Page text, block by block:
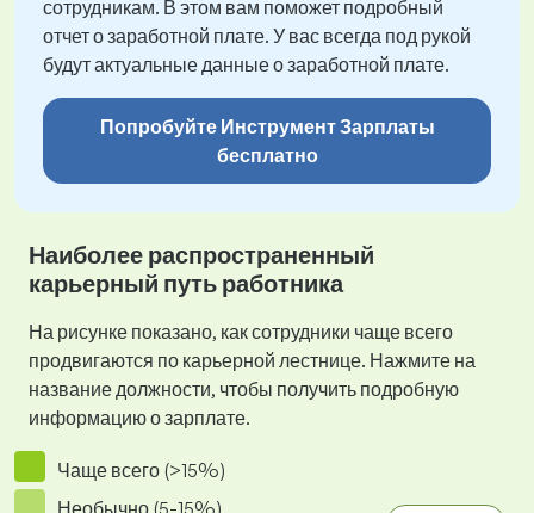
сотрудникам. В этом вам поможет подробный
отчет о заработной плате. У вас всегда под рукой
будут актуальные данные о заработной плате.
Попробуйте Инструмент Зарплаты
бесплатно
Наиболее распространенный
карьерный путь работника
На рисунке показано, как сотрудники чаще всего
продвигаются по карьерной лестнице. Нажмите на
название должности, чтобы получить подробную
информацию о зарплате.
Чаще всего (>15%)